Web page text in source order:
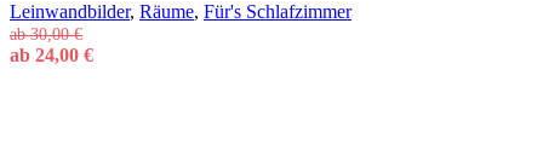
Leinwandbilder, Räume, Für's Schlafzimmer
ab30,00€
ab 24,00 €